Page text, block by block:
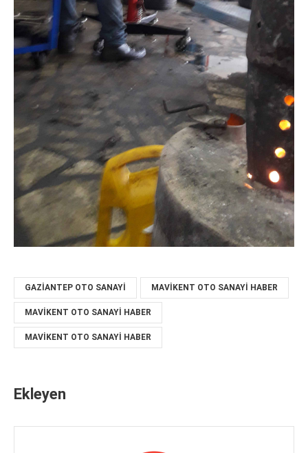
GAZIANTEP OTO SANAYI MAVIKENT OTO SANAYI HABER
MAVIKENT OTO SANAYI HABER
MAVIKENT OTO SANAYI HABER
Ekleyen